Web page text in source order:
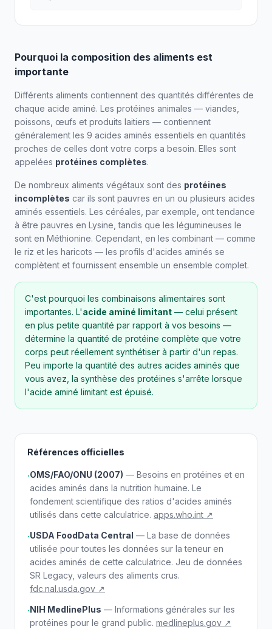
Pourquoi la composition des aliments est
importante
Différents aliments contiennent des quantités différentes de
chaque acide aminé. Les protéines animales — viandes,
poissons, œufs et produits laitiers — contiennent
généralement les 9 acides aminés essentiels en quantités
proches de celles dont votre corps a besoin. Elles sont
appelées protéines complètes.
De nombreux aliments végétaux sont des protéines
incomplètes car ils sont pauvres en un ou plusieurs acides
aminés essentiels. Les céréales, par exemple, ont tendance
à être pauvres en Lysine, tandis que les légumineuses le
sont en Méthionine. Cependant, en les combinant — comme
le riz et les haricots — les profils d'acides aminés se
complètent et fournissent ensemble un ensemble complet.
C'est pourquoi les combinaisons alimentaires sont
importantes. L'acide aminé limitant — celui présent
en plus petite quantité par rapport à vos besoins —
détermine la quantité de protéine complète que votre
corps peut réellement synthétiser à partir d'un repas.
Peu importe la quantité des autres acides aminés que
vous avez, la synthèse des protéines s'arrête lorsque
l'acide aminé limitant est épuisé.
Références officielles
·OMS/FAO/ONU (2007) — Besoins en protéines et en
acides aminés dans la nutrition humaine. Le
fondement scientifique des ratios d'acides aminés
utilisés dans cette calculatrice. apps.who.int ↗
·USDA FoodData Central — La base de données
utilisée pour toutes les données sur la teneur en
acides aminés de cette calculatrice. Jeu de données
SR Legacy, valeurs des aliments crus.
fdc.nal.usda.gov ↗
·NIH MedlinePlus — Informations générales sur les
protéines pour le grand public. medlineplus.gov ↗